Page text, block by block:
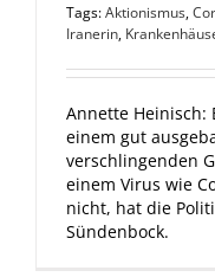
Tags:Aktionismus,
Iranerin,
Annette Heinisch:
einem gut
verschlingenden
einem Virus wie
nicht, hat die
Sündenbock.